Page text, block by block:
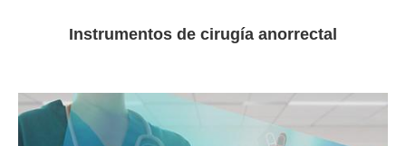
Instrumentos de cirugía anorrectal